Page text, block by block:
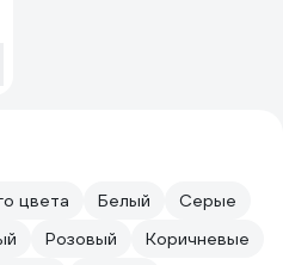
цвета Белый
Серые
Розовый
Коричневые